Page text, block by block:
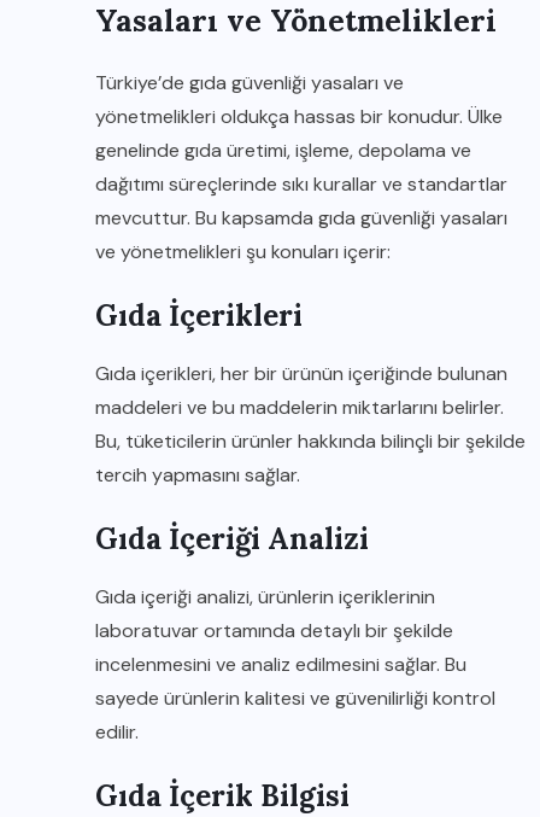
Yasaları ve Yönetmelikleri
Türkiye’de gıda güvenliği yasaları ve
yönetmelikleri oldukça hassas bir konudur. Ülke
genelinde gıda üretimi, işleme, depolama ve
dağıtımı süreçlerinde sıkı kurallar ve standartlar
mevcuttur. Bu kapsamda gıda güvenliği yasaları
ve yönetmelikleri şu konuları içerir:
Gıda İçerikleri
Gıda içerikleri, her bir ürünün içeriğinde bulunan
maddeleri ve bu maddelerin miktarlarını belirler.
Bu, tüketicilerin ürünler hakkında bilinçli bir şekilde
tercih yapmasını sağlar.
Gıda İçeriği Analizi
Gıda içeriği analizi, ürünlerin içeriklerinin
laboratuvar ortamında detaylı bir şekilde
incelenmesini ve analiz edilmesini sağlar. Bu
sayede ürünlerin kalitesi ve güvenilirliği kontrol
edilir.
Gıda İçerik Bilgisi